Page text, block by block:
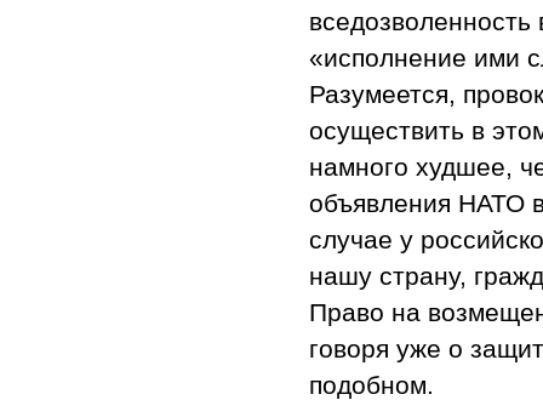
«исполнение ими
Разумеется,
осуществить в
намного худшее,
объявления НАТО
случае у
нашу страну,
Право на
говоря уже о
подобном.